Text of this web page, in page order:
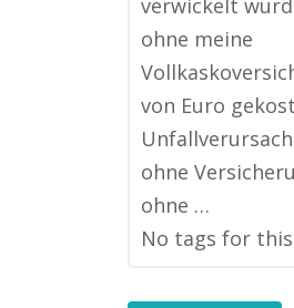
verwickelt
ohne meine
von Euro
ohne
ohne …
No tags for